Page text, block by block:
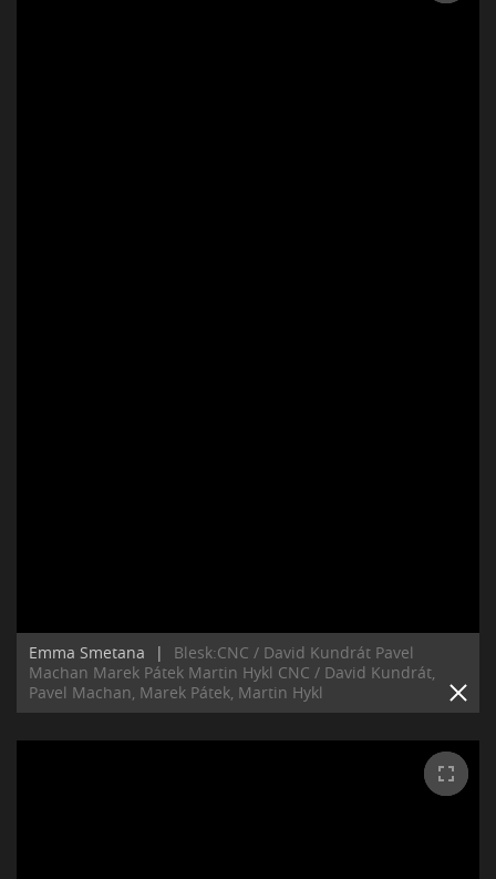
Emma Smetana |
Blesk:CNC / David Kundrát Pavel
Machan Marek Pátek Martin Hykl CNC / David Kundrát,
Pavel Machan, Marek Pátek, Martin Hykl